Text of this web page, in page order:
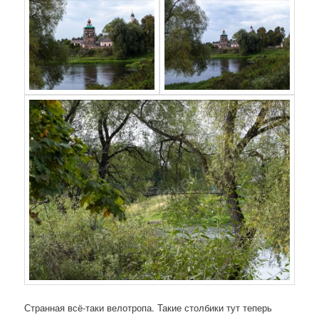
Странная всё-таки велотропа. Такие столбики тут теперь